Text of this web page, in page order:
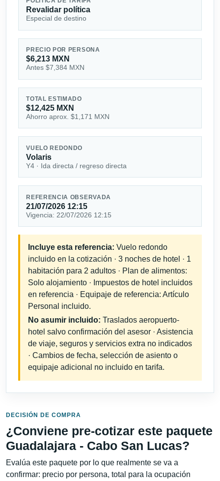
Revalidar política
Especial de destino
PRECIO POR PERSONA
$6,213 MXN
Antes $7,384 MXN
TOTAL ESTIMADO
$12,425 MXN
Ahorro aprox. $1,171 MXN
VUELO REDONDO
Volaris
Y4 · Ida directa / regreso directa
REFERENCIA OBSERVADA
21/07/2026 12:15
Vigencia: 22/07/2026 12:15
Incluye esta referencia: Vuelo redondo
incluido en la cotización · 3 noches de hotel · 1
habitación para 2 adultos · Plan de alimentos:
Solo alojamiento · Impuestos de hotel incluidos
en referencia · Equipaje de referencia: Artículo
Personal incluido.
No asumir incluido: Traslados aeropuerto-
hotel salvo confirmación del asesor · Asistencia
de viaje, seguros y servicios extra no indicados
· Cambios de fecha, selección de asiento o
equipaje adicional no incluido en tarifa.
DECISIÓN DE COMPRA
¿Conviene pre-cotizar este paquete
Guadalajara - Cabo San Lucas?
Evalúa este paquete por lo que realmente se va a
confirmar: precio por persona, total para la ocupación